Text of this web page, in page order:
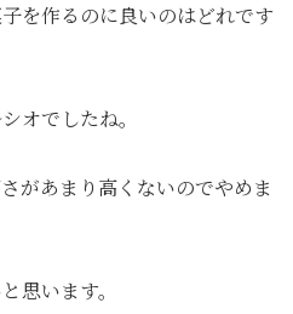
を作るのに良いのはどれです
オでしたね。
があまり高くないのでやめま
思います。